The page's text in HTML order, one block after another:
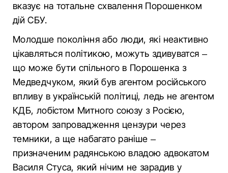
вказує на тотальне схвалення Порошенком
дій СБУ.
Молодше покоління або люди, які неактивно
цікавляться політикою, можуть здивуватся –
що може бути спільного в Порошенка з
Медведчуком, який був агентом російського
впливу в українській політиці, ледь не агентом
КДБ, лобістом Митного союзу з Росією,
автором запровадження цензури через
темники, а ще набагато раніше –
призначеним радянською владою адвокатом
Василя Стуса, який нічим не зарадив у